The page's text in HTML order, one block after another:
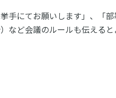
手にてお願いします」、「
など会議のルールも伝えると